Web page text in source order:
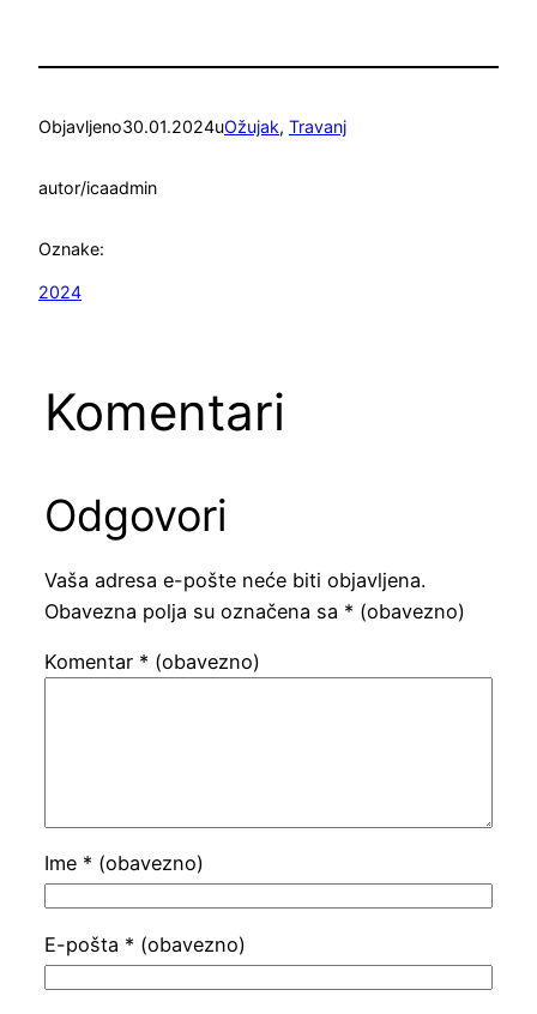
Objavljeno30.01.2024uOžujak, Travanj
autor/icaadmin
Oznake:
2024
Komentari
Odgovori
Vaša adresa e-pošte neće biti objavljena.
Obavezna polja su označena sa * (obavezno)
Komentar * (obavezno)
Ime * (obavezno)
E-pošta * (obavezno)